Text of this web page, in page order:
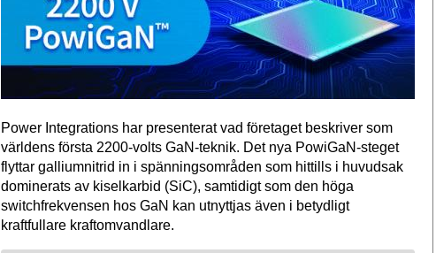
Power Integrations har presenterat vad företaget beskriver som
världens första 2200-volts GaN-teknik. Det nya PowiGaN-steget
flyttar galliumnitrid in i spänningsområden som hittills i huvudsak
dominerats av kiselkarbid (SiC), samtidigt som den höga
switchfrekvensen hos GaN kan utnyttjas även i betydligt
kraftfullare kraftomvandlare.